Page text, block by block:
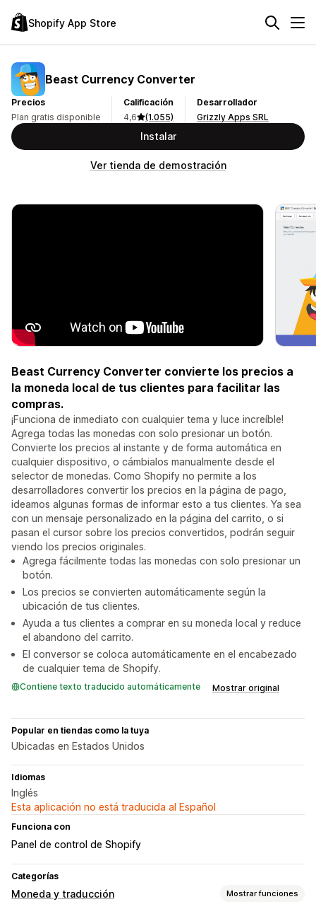
Shopify App Store
Beast Currency Converter
Precios
Plan gratis disponible
Calificación
4,6
(1.055)
Desarrollador
Grizzly Apps SRL
Instalar
Ver tienda de demostración
Beast Currency Converter convierte los precios a
la moneda local de tus clientes para facilitar las
compras.
¡Funciona de inmediato con cualquier tema y luce increíble!
Agrega todas las monedas con solo presionar un botón.
Convierte los precios al instante y de forma automática en
cualquier dispositivo, o cámbialos manualmente desde el
selector de monedas. Como Shopify no permite a los
desarrolladores convertir los precios en la página de pago,
ideamos algunas formas de informar esto a tus clientes. Ya sea
con un mensaje personalizado en la página del carrito, o si
pasan el cursor sobre los precios convertidos, podrán seguir
viendo los precios originales.
Agrega fácilmente todas las monedas con solo presionar un
botón.
Los precios se convierten automáticamente según la
ubicación de tus clientes.
Ayuda a tus clientes a comprar en su moneda local y reduce
el abandono del carrito.
El conversor se coloca automáticamente en el encabezado
de cualquier tema de Shopify.
Contiene texto traducido automáticamente Mostrar original
Popular en tiendas como la tuya
Ubicadas en Estados Unidos
Idiomas
Inglés
Esta aplicación no está traducida al Español
Funciona con
Panel de control de Shopify
Categorías
Moneda y traducción Mostrar funciones